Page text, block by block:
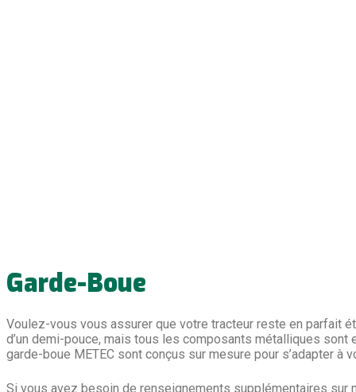
Garde-Boue
Voulez-vous vous assurer que votre tracteur reste en parfait
d’un demi-pouce, mais tous les composants métalliques
garde-boue METEC sont conçus sur mesure pour s’adapter à
Si vous avez besoin de renseignements supplémentaires sur